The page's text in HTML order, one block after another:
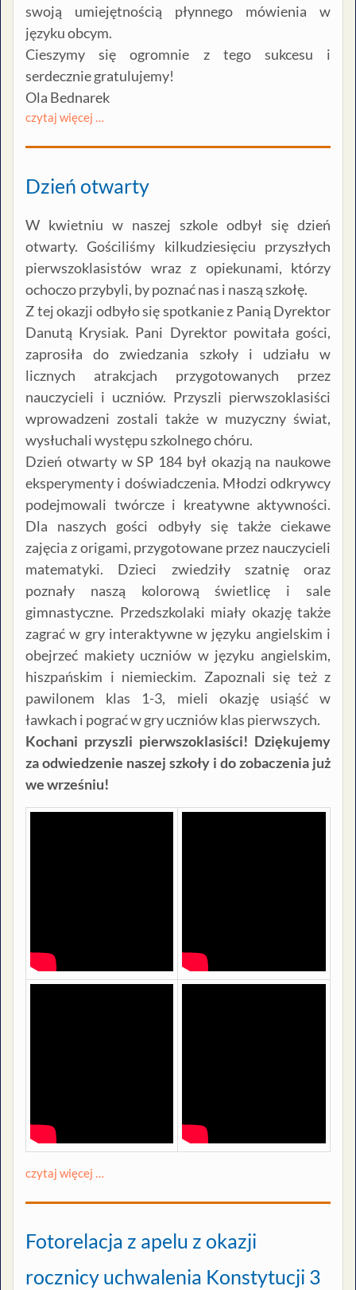
swoją umiejętnością płynnego mówienia w
języku obcym.
Cieszymy się ogromnie z tego sukcesu i
serdecznie gratulujemy!
Ola Bednarek
czytaj więcej …
Dzień otwarty
W kwietniu w naszej szkole odbył się dzień
otwarty. Gościliśmy kilkudziesięciu przyszłych
pierwszoklasistów wraz z opiekunami, którzy
ochoczo przybyli, by poznać nas i naszą szkołę.
Z tej okazji odbyło się spotkanie z Panią Dyrektor
Danutą Krysiak. Pani Dyrektor powitała gości,
zaprosiła do zwiedzania szkoły i udziału w
licznych atrakcjach przygotowanych przez
nauczycieli i uczniów. Przyszli pierwszoklasiści
wprowadzeni zostali także w muzyczny świat,
wysłuchali występu szkolnego chóru.
Dzień otwarty w SP 184 był okazją na naukowe
eksperymenty i doświadczenia. Młodzi odkrywcy
podejmowali twórcze i kreatywne aktywności.
Dla naszych gości odbyły się także ciekawe
zajęcia z origami, przygotowane przez nauczycieli
matematyki. Dzieci zwiedziły szatnię oraz
poznały naszą kolorową świetlicę i sale
gimnastyczne. Przedszkolaki miały okazję także
zagrać w gry interaktywne w języku angielskim i
obejrzeć makiety uczniów w języku angielskim,
hiszpańskim i niemieckim. Zapoznali się też z
pawilonem klas 1-3, mieli okazję usiąść w
ławkach i pograć w gry uczniów klas pierwszych.
Kochani przyszli pierwszoklasiści! Dziękujemy
za odwiedzenie naszej szkoły i do zobaczenia już
we wrześniu!
czytaj więcej …
Fotorelacja z apelu z okazji
rocznicy uchwalenia Konstytucji 3